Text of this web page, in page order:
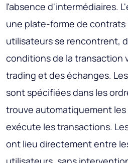
l'absence d'intermédiaires.
une plate-forme de
utilisateurs se rencontrent,
conditions de la transaction
trading et des échanges.
sont spécifiées dans les
trouve automatiquement
exécute les transactions.
ont lieu directement entre